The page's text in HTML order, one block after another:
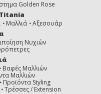
Golden Rose
Μαλλιά Αξεσουάρ
Νυχιών
Βαφές Μαλλιών
Μαλλιών
Προϊόντα Styling
Τρέσσες / Extension